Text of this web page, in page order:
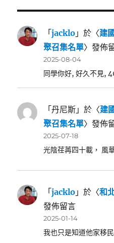
「jacklo 」於〈建
聚召集名單〉發佈
2025-08-04
同學你好, 好久不見,
「丹尼斯 」於〈建
聚召集名單〉發佈
2025-07-18
光陰荏苒四十載， 風
「jacklo 」於〈和
發佈留言
2025-01-14
我也只是知道他家移